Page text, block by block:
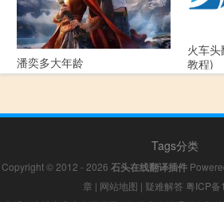
潘奕多大年龄
火车
教程)
Tags分类
Copyright © 2012 - 2026 石头在线翻译插件
章 | 网站地图 | 疑难解答 粤ICP